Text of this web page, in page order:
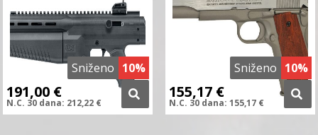
Sniženo 10%
191,00 €
N.C. 30 dana: 212,22 €
Sniženo 10%
155,17 €
N.C. 30 dana: 155,17 €